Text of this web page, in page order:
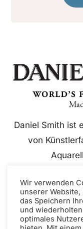
Daniel Smith ist
von
Diese Website
Wir verwenden
unserer
das Speichern
und
optimales